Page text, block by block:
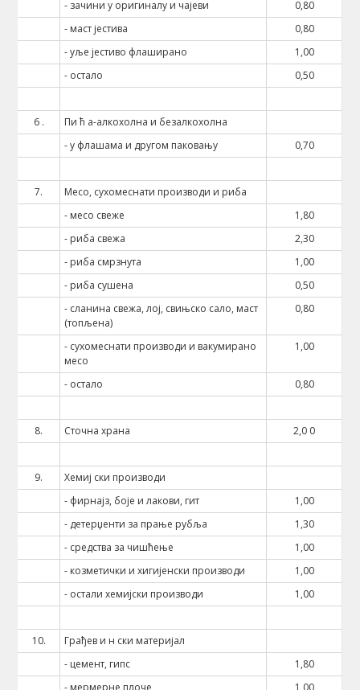
- зачини у оригиналу и чајеви
0,80
- маст јестива
0,80
- уље јестиво флаширано
1,00
- остало
0,50
6 .
Пи ћ а-алкохолна и безалкохолна
- у флашама и другом паковању
0,70
7.
Месо, сухомеснати производи и риба
- месо свеже
1,80
- риба свежа
2,30
- риба смрзнута
1,00
- риба сушена
0,50
- сланина свежа, лој, свињско сало, маст
(топљена)
0,80
- сухомеснати производи и вакумирано
месо
1,00
- остало 0,80
8. Сточна храна 2,0 0
9.
Хемиј ски производи
- фирнајз, боје и лакови, гит
1,00
- детерџенти за прање рубља
1,30
- средства за чишћење
1,00
- козметички и хигијенски производи
1,00
- остали хемијски производи
1,00
10.
Грађев и н ски материјал
- цемент, гипс
1,80
- мермерне плоче
1,00